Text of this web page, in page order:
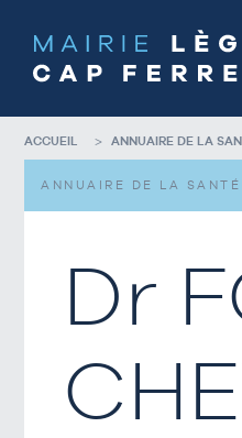
contenu
page
ACCUEIL ANNUAIRE DE LA
Dr
ANNUAIRE DE LA SANTÉ